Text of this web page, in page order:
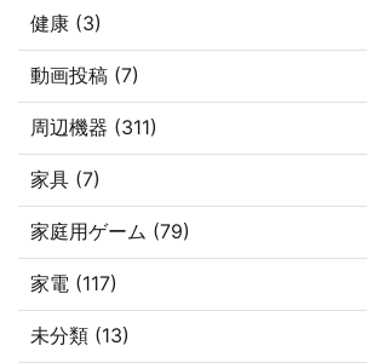
健康 (3)
動画投稿 (7)
周辺機器 (311)
家具 (7)
家庭用ゲーム (79)
家電 (117)
未分類 (13)